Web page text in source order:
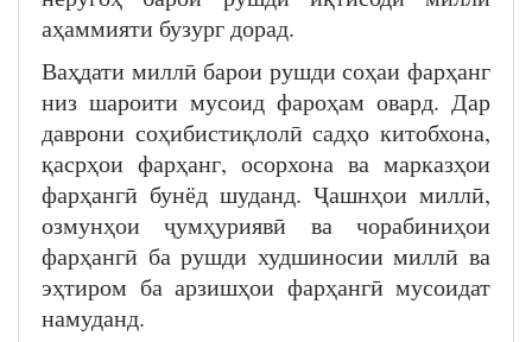
аҳаммияти бузург дорад.
Ваҳдати миллӣ барои рушди соҳаи фарҳанг
низ шароити мусоид фароҳам овард. Дар
даврони соҳибистиқлолӣ садҳо китобхона,
қасрҳои фарҳанг, осорхона ва марказҳои
фарҳангӣ бунёд шуданд. Ҷашнҳои миллӣ,
озмунҳои ҷумҳуриявӣ ва чорабиниҳои
фарҳангӣ ба рушди худшиносии миллӣ ва
эҳтиром ба арзишҳои фарҳангӣ мусоидат
намуданд.